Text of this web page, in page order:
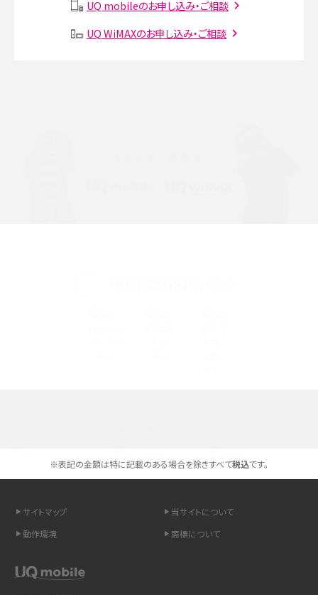
SMSとは？料金やできること、注意点や届かない時の対処法を解説
LINEの通知がこない時の原因と対処法9選！設定の確認手順も解説
非通知設定とは？184で電話をかける方法やiPhone・Androidの設定を解説
UQ mobileのお申し込み・ご相談
UQ WiMAXのお申し込み・ご相談
※表記の金額は特に記載のある場合を除きすべて税込です。
サイトマップ
当サイトについて
動作環境
商標について